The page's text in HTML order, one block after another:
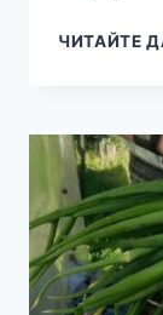
ЧИТАЙТЕ